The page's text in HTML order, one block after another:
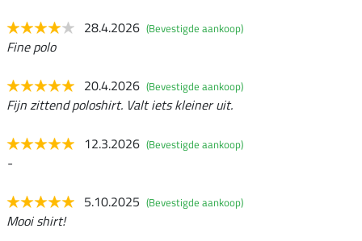
28.4.2026 (Bevestigde aankoop)
Fine polo
20.4.2026 (Bevestigde aankoop)
Fijn zittend poloshirt. Valt iets kleiner uit.
12.3.2026 (Bevestigde aankoop)
-
5.10.2025 (Bevestigde aankoop)
Mooi shirt!